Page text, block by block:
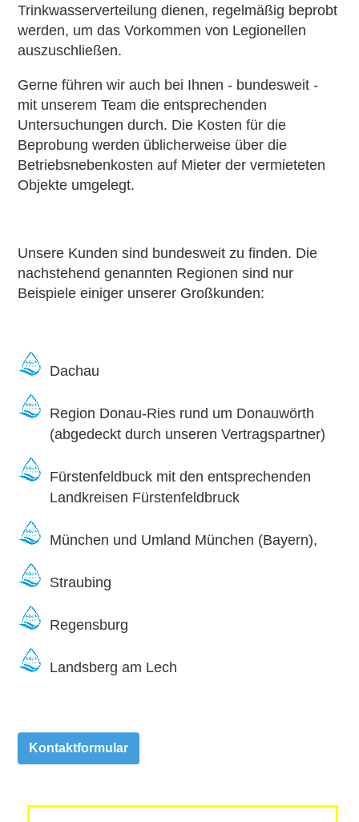
Trinkwasserverteilung dienen, regelmäßig beprobt
werden, um das Vorkommen von Legionellen
auszuschließen.
Gerne führen wir auch bei Ihnen - bundesweit -
mit unserem Team die entsprechenden
Untersuchungen durch. Die Kosten für die
Beprobung werden üblicherweise über die
Betriebsnebenkosten auf Mieter der vermieteten
Objekte umgelegt.
Unsere Kunden sind bundesweit zu finden. Die
nachstehend genannten Regionen sind nur
Beispiele einiger unserer Großkunden:
Dachau
Region Donau-Ries rund um Donauwörth
(abgedeckt durch unseren Vertragspartner)
Fürstenfeldbuck mit den entsprechenden
Landkreisen Fürstenfeldbruck
München und Umland München (Bayern),
Straubing
Regensburg
Landsberg am Lech
Kontaktformular